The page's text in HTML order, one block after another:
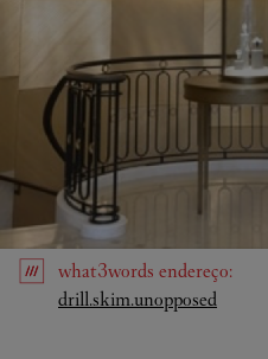
what3words endereço:
drill.skim.unopposed